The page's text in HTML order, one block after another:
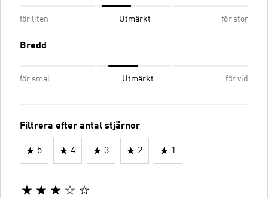
för liten Utmärkt för stor
Bredd
för smal Utmärkt för vid
Filtrera efter antal stjärnor
5 4 3 2 1